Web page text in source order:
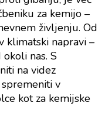
za kemijo –
življenju. Od
klimatski napravi –
nas. S
na videz
v
kot za kemijske